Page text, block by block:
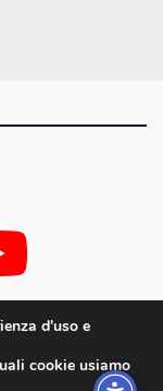
d'uso e
cookie usiamo